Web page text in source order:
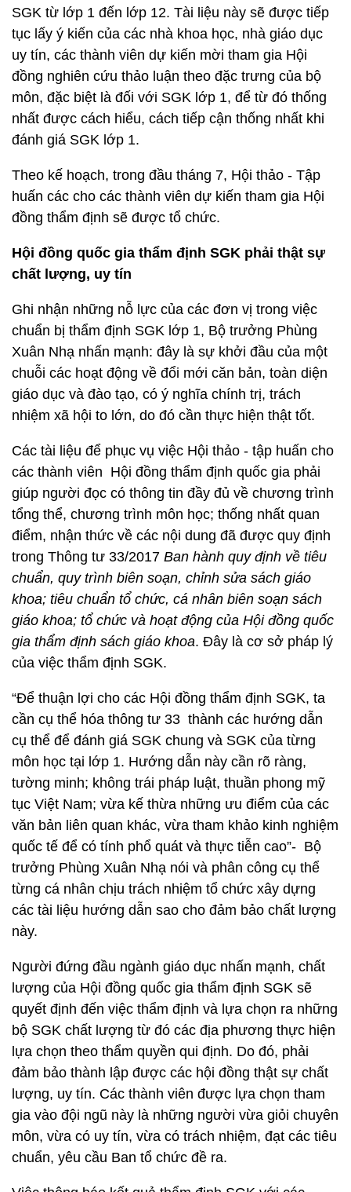
SGK từ lớp 1 đến lớp 12. Tài liệu này sẽ được tiếp
tục lấy ý kiến của các nhà khoa học, nhà giáo dục
uy tín, các thành viên dự kiến mời tham gia Hội
đồng nghiên cứu thảo luận theo đặc trưng của bộ
môn, đặc biệt là đối với SGK lớp 1, để từ đó thống
nhất được cách hiểu, cách tiếp cận thống nhất khi
đánh giá SGK lớp 1.
Theo kế hoạch, trong đầu tháng 7, Hội thảo - Tập
huấn các cho các thành viên dự kiến tham gia Hội
đồng thẩm định sẽ được tổ chức.
Hội đồng quốc gia thẩm định SGK phải thật sự
chất lượng, uy tín
Ghi nhận những nỗ lực của các đơn vị trong việc
chuẩn bị thẩm định SGK lớp 1, Bộ trưởng Phùng
Xuân Nhạ nhấn mạnh: đây là sự khởi đầu của một
chuỗi các hoạt động về đổi mới căn bản, toàn diện
giáo dục và đào tạo, có ý nghĩa chính trị, trách
nhiệm xã hội to lớn, do đó cần thực hiện thật tốt.
Các tài liệu để phục vụ việc Hội thảo - tập huấn cho
các thành viên Hội đồng thẩm định quốc gia phải
giúp người đọc có thông tin đầy đủ về chương trình
tổng thể, chương trình môn học; thống nhất quan
điểm, nhận thức về các nội dung đã được quy định
trong Thông tư 33/2017 Ban hành quy định về tiêu
chuẩn, quy trình biên soạn, chỉnh sửa sách giáo
khoa; tiêu chuẩn tổ chức, cá nhân biên soạn sách
giáo khoa; tổ chức và hoạt động của Hội đồng quốc
gia thẩm định sách giáo khoa. Đây là cơ sở pháp lý
của việc thẩm định SGK.
“Để thuận lợi cho các Hội đồng thẩm định SGK, ta
cần cụ thể hóa thông tư 33 thành các hướng dẫn
cụ thể để đánh giá SGK chung và SGK của từng
môn học tại lớp 1. Hướng dẫn này cần rõ ràng,
tường minh; không trái pháp luật, thuần phong mỹ
tục Việt Nam; vừa kế thừa những ưu điểm của các
văn bản liên quan khác, vừa tham khảo kinh nghiệm
quốc tế để có tính phổ quát và thực tiễn cao”- Bộ
trưởng Phùng Xuân Nhạ nói và phân công cụ thể
từng cá nhân chịu trách nhiệm tổ chức xây dựng
các tài liệu hướng dẫn sao cho đảm bảo chất lượng
này.
Người đứng đầu ngành giáo dục nhấn mạnh, chất
lượng của Hội đồng quốc gia thẩm định SGK sẽ
quyết định đến việc thẩm định và lựa chọn ra những
bộ SGK chất lượng từ đó các địa phương thực hiện
lựa chọn theo thẩm quyền qui định. Do đó, phải
đảm bảo thành lập được các hội đồng thật sự chất
lượng, uy tín. Các thành viên được lựa chọn tham
gia vào đội ngũ này là những người vừa giỏi chuyên
môn, vừa có uy tín, vừa có trách nhiệm, đạt các tiêu
chuẩn, yêu cầu Ban tổ chức đề ra.